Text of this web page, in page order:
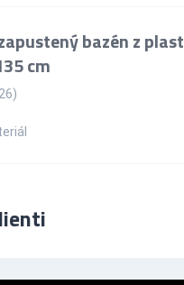
bazén z
cm